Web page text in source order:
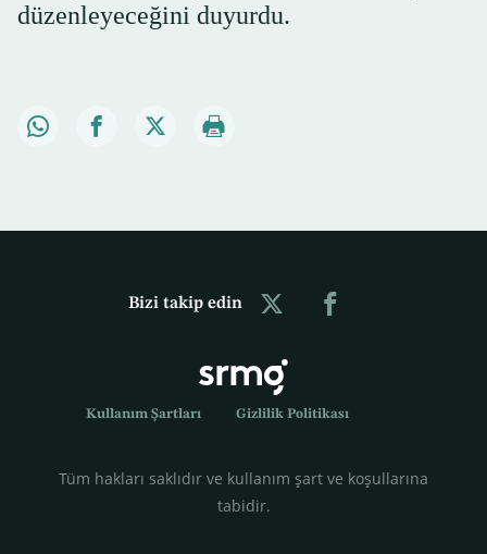
düzenleyeceğini duyurdu.
Bizi takip edin
Kullanım Şartları Gizlilik Politikası
Tüm hakları saklıdır ve kullanım şart ve koşullarına
tabidir.